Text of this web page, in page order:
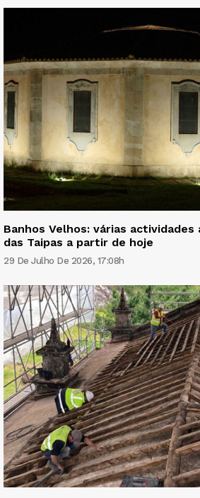
Banhos Velhos: várias actividades
das Taipas a partir de hoje
29 De Julho De 2026, 17:08h